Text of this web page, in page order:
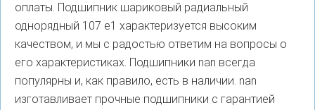
оплаты. Подшипник шариковый радиальный
однорядный 107 е1 характеризуется высоким
качеством, и мы с радостью ответим на вопросы о
его характеристиках. Подшипники nan всегда
популярны и, как правило, есть в наличии. nan
изготавливает прочные подшипники с гарантией